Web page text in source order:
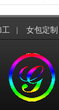
工 | 女包定制